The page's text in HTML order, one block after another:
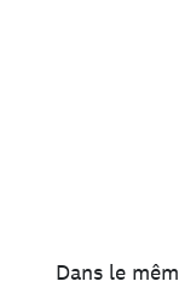
Dans le